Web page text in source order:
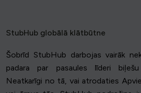
StubHub globālā klātbūtne
Šobrīd StubHub darbojas vairāk
padara par pasaules līderi
Neatkarīgi no tā, vai atrodaties